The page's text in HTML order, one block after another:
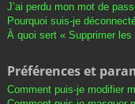
J’ai perdu mon mot de
Pourquoi suis-je
À quoi sert « Supprimer
Préférences et
Comment puis-je modifier